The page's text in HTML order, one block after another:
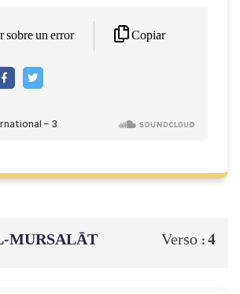
sobre un error Copiar
Verso :4